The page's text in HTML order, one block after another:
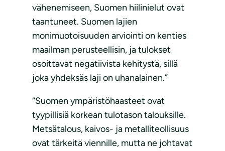
vähenemiseen, Suomen hiilinielut ovat
taantuneet. Suomen lajien
monimuotoisuuden arviointi on kenties
maailman perusteellisin, ja tulokset
osoittavat negatiivista kehitystä, sillä
joka yhdeksäs laji on uhanalainen.”
“Suomen ympäristöhaasteet ovat
tyypillisiä korkean tulotason talouksille.
Metsätalous, kaivos- ja metalliteollisuus
ovat tärkeitä viennille, mutta ne johtavat